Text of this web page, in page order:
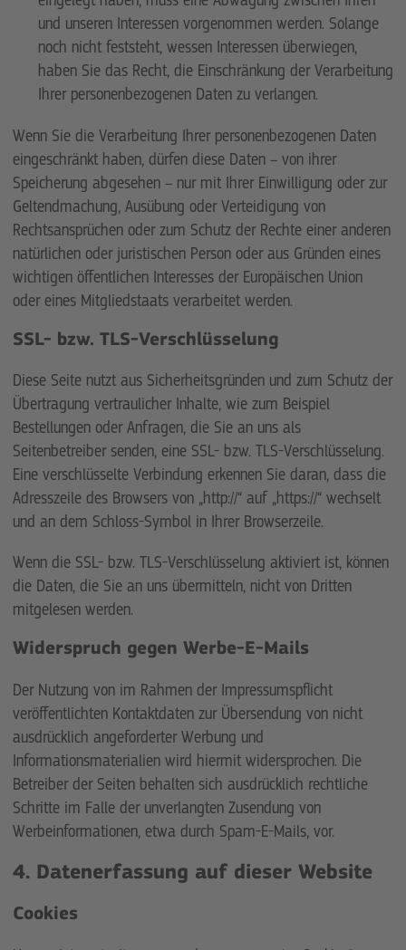
und unseren Interessen vorgenommen werden. Solange
noch nicht feststeht, wessen Interessen überwiegen,
haben Sie das Recht, die Einschränkung der Verarbeitung
Ihrer personenbezogenen Daten zu verlangen.
Wenn Sie die Verarbeitung Ihrer personenbezogenen Daten
eingeschränkt haben, dürfen diese Daten – von ihrer
Speicherung abgesehen – nur mit Ihrer Einwilligung oder zur
Geltendmachung, Ausübung oder Verteidigung von
Rechtsansprüchen oder zum Schutz der Rechte einer anderen
natürlichen oder juristischen Person oder aus Gründen eines
wichtigen öffentlichen Interesses der Europäischen Union
oder eines Mitgliedstaats verarbeitet werden.
SSL- bzw. TLS-Verschlüsselung
Diese Seite nutzt aus Sicherheitsgründen und zum Schutz der
Übertragung vertraulicher Inhalte, wie zum Beispiel
Bestellungen oder Anfragen, die Sie an uns als
Seitenbetreiber senden, eine SSL- bzw. TLS-Verschlüsselung.
Eine verschlüsselte Verbindung erkennen Sie daran, dass die
Adresszeile des Browsers von „http://“ auf „https://“ wechselt
und an dem Schloss-Symbol in Ihrer Browserzeile.
Wenn die SSL- bzw. TLS-Verschlüsselung aktiviert ist, können
die Daten, die Sie an uns übermitteln, nicht von Dritten
mitgelesen werden.
Widerspruch gegen Werbe-E-Mails
Der Nutzung von im Rahmen der Impressumspflicht
veröffentlichten Kontaktdaten zur Übersendung von nicht
ausdrücklich angeforderter Werbung und
Informationsmaterialien wird hiermit widersprochen. Die
Betreiber der Seiten behalten sich ausdrücklich rechtliche
Schritte im Falle der unverlangten Zusendung von
Werbeinformationen, etwa durch Spam-E-Mails, vor.
4. Datenerfassung auf dieser Website
Cookies